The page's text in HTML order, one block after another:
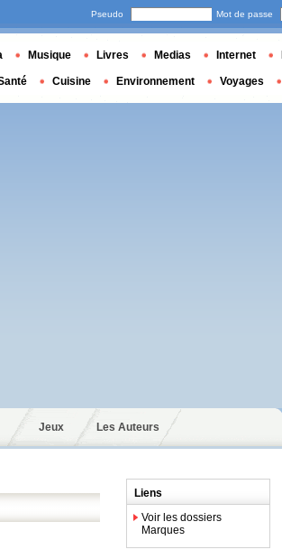
Jeux Les Auteurs
Liens
Voir les dossiers
Marques
Pseudo Mot de passe
Musique Livres Medias Internet
Cuisine Environnement Voyages